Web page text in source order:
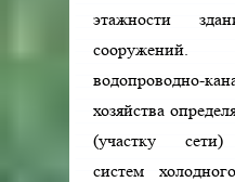
этажности
водопроводно-
хозяйства
(участку сети)
систем